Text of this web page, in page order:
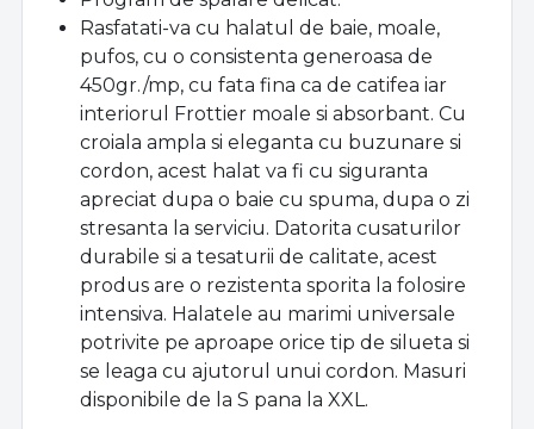
Rasfatati-va cu halatul de baie, moale,
pufos, cu o consistenta generoasa de
450gr./mp, cu fata fina ca de catifea iar
interiorul Frottier moale si absorbant. Cu
croiala ampla si eleganta cu buzunare si
cordon, acest halat va fi cu siguranta
apreciat dupa o baie cu spuma, dupa o zi
stresanta la serviciu. Datorita cusaturilor
durabile si a tesaturii de calitate, acest
produs are o rezistenta sporita la folosire
intensiva. Halatele au marimi universale
potrivite pe aproape orice tip de silueta si
se leaga cu ajutorul unui cordon. Masuri
disponibile de la S pana la XXL.